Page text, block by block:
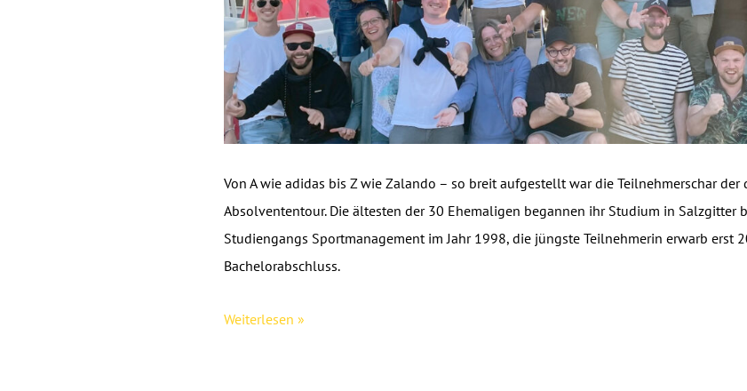
Von A wie adidas bis Z wie Zalando – so breit aufgestellt war die Teilnehmerschar der
Absolvententour. Die ältesten der 30 Ehemaligen begannen ihr Studium in Salzgitter
Studiengangs Sportmanagement im Jahr 1998, die jüngste Teilnehmerin erwarb erst
Bachelorabschluss.
Absolvententour
Weiterlesen »